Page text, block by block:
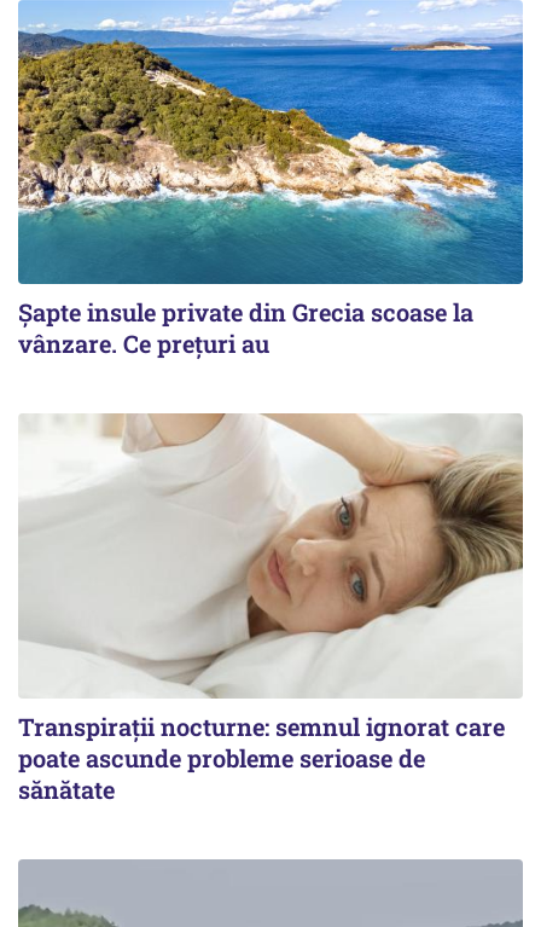
Șapte insule private din Grecia scoase la
vânzare. Ce prețuri au
Transpirații nocturne: semnul ignorat care
poate ascunde probleme serioase de
sănătate